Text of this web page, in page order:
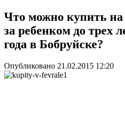
Что можно купить на
за ребенком до трех
года в Бобруйске?
Опубликовано 21.02.2015 12:20